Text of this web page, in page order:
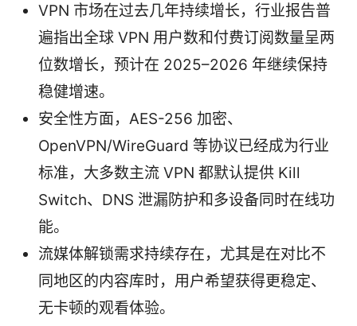
VPN 市场在过去几年持续增长，行业报告普
遍指出全球 VPN 用户数和付费订阅数量呈两
位数增长，预计在 2025–2026 年继续保持
稳健增速。
安全性方面，AES-256 加密、
OpenVPN/WireGuard 等协议已经成为行业
标准，大多数主流 VPN 都默认提供 Kill
Switch、DNS 泄漏防护和多设备同时在线功
能。
流媒体解锁需求持续存在，尤其是在对比不
同地区的内容库时，用户希望获得更稳定、
无卡顿的观看体验。